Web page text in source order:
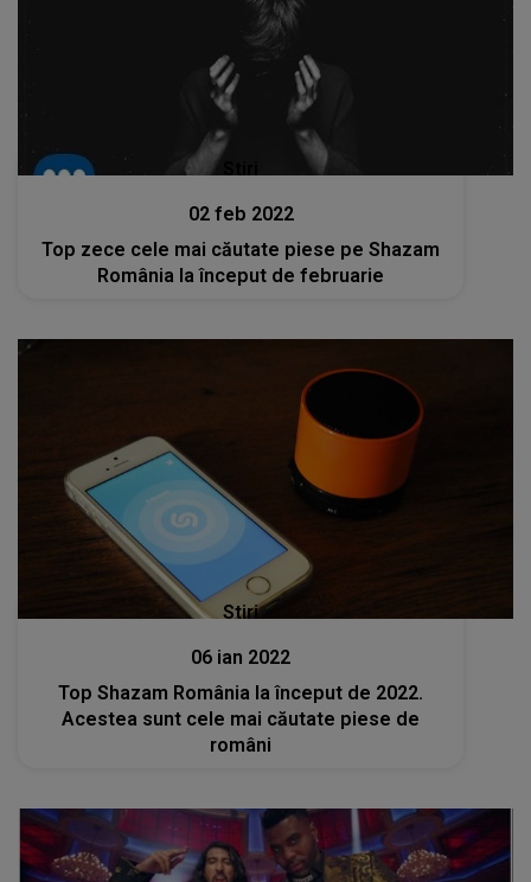
02 feb 2022
Top zece cele mai căutate piese pe Shazam
România la început de februarie
Stiri
06 ian 2022
Top Shazam România la început de 2022.
Acestea sunt cele mai căutate piese de
români